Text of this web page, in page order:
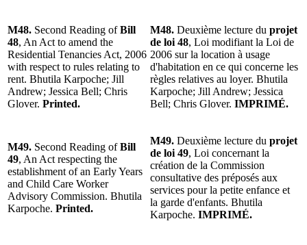
M48. Second Reading ofBill
48, An Act to amend the
Residential Tenancies Act, 2006
with respect to rules relating to
rent. Bhutila Karpoche; Jill
Andrew; Jessica Bell; Chris
Glover. Printed.
M48. Deuxième lecture du projet
de loi 48, Loi modifiant la Loi de
2006 sur la location à usage
d'habitation en ce qui concerne les
règles relatives au loyer. Bhutila
Karpoche; Jill Andrew; Jessica
Bell; Chris Glover. IMPRIMÉ.
M49. Second Reading ofBill
49, An Act respecting the
establishment of an Early Years
and Child Care Worker
Advisory Commission. Bhutila
Karpoche. Printed.
M49. Deuxième lecture du projet
de loi 49, Loi concernant la
création de la Commission
consultative des préposés aux
services pour la petite enfance et
la garde d'enfants. Bhutila
Karpoche. IMPRIMÉ.